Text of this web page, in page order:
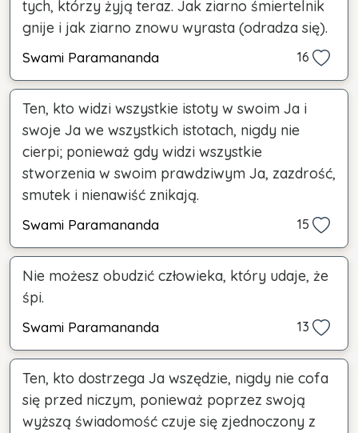
tych, którzy żyją teraz. Jak ziarno śmiertelnik
gnije i jak ziarno znowu wyrasta (odradza się).
Swami Paramananda 16
Ten, kto widzi wszystkie istoty w swoim Ja i
swoje Ja we wszystkich istotach, nigdy nie
cierpi; ponieważ gdy widzi wszystkie
stworzenia w swoim prawdziwym Ja, zazdrość,
smutek i nienawiść znikają.
Swami Paramananda 15
Nie możesz obudzić człowieka, który udaje, że
śpi.
Swami Paramananda 13
Ten, kto dostrzega Ja wszędzie, nigdy nie cofa
się przed niczym, ponieważ poprzez swoją
wyższą świadomość czuje się zjednoczony z